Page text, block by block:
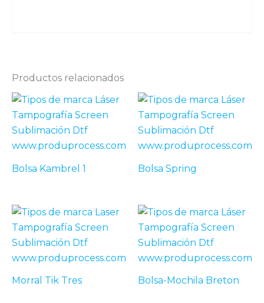
Productos relacionados
Bolsa Kambrel 1 Bolsa Spring
Morral Tik Tres Bolsa-Mochila Breton